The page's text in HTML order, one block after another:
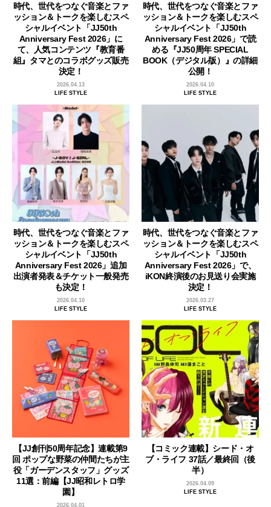
時代、世代をつなぐ音楽とファ
ッション＆トークを楽しむスペ
シャルイベント「JJ50th
Anniversary Fest 2026」に
て、人気コンテンツ『教育番
組』タマとのコラボグッズ販売
決定！
2026.04.13
LIFE STYLE
時代、世代をつなぐ音楽とファ
ッション＆トークを楽しむスペ
シャルイベント「JJ50th
Anniversary Fest 2026」で読
める『JJ50周年 SPECIAL
BOOK（デジタル版）』の詳細
公開！
2026.04.10
LIFE STYLE
時代、世代をつなぐ音楽とファ
ッション＆トークを楽しむスペ
シャルイベント「JJ50th
Anniversary Fest 2026」追加
出演者発表＆チケット一般発売
も決定！
2026.04.10
LIFE STYLE
時代、世代をつなぐ音楽とファ
ッション＆トークを楽しむスペ
シャルイベント「JJ50th
Anniversary Fest 2026」で、
iKON終演後のお見送り会実施
決定！
2026.03.27
LIFE STYLE
【JJ創刊50周年記念】連載第9
回 ポップな野菜の仲間たちが主
役「ガーデンスタッフ」グッズ
11選：前編【JJ昭和レトロ学
園】
2026.04.01
【コミック連載】シード・オ
ブ・ライフ 37話／最終回（後
半）
2026.04.09
LIFE STYLE